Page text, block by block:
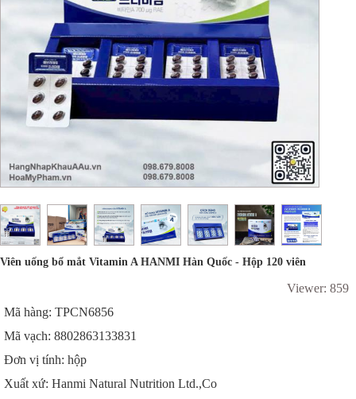
Viên uống bổ mắt Vitamin A HANMI Hàn Quốc - Hộp 120 viên
Viewer: 859
Mã hàng: TPCN6856
Mã vạch: 8802863133831
Đơn vị tính: hộp
Xuất xứ: Hanmi Natural Nutrition Ltd.,Co